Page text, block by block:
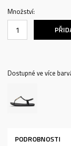
Množství:
Dostupné ve více
PODROBNOSTI